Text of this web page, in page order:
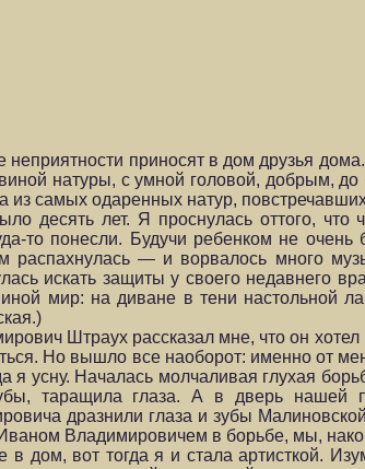
приносят в дом друзья
натуры, с умной головой, добрым,
из самых одаренных натур,
десять лет. Я проснулась оттого,
то понесли. Будучи ребенком не
распахнулась — и ворвалось много
искать защиты у своего недавнего
мир: на диване в тени настольной
Штраух рассказал мне, что он
Но вышло все наоборот: именно от
я усну. Началась молчаливая глухая
таращила глаза. А в дверь нашей
дразнили глаза и зубы
Владимировичем в борьбе, мы,
в дом, вот тогда я и стала артисткой.